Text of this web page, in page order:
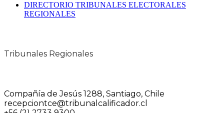
DIRECTORIO TRIBUNALES ELECTORALES
REGIONALES
Tribunales Regionales
Compañía de Jesús 1288, Santiago, Chile
recepciontce@tribunalcalificador.cl